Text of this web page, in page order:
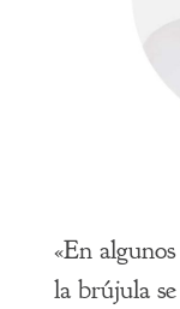
«En
la brújula